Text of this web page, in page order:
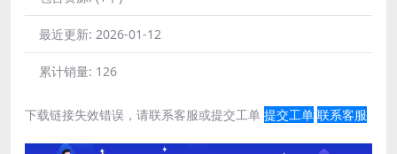
最近更新: 2026-01-12
累计销量: 126
下载链接失效错误，请联系客服或提交工单 提交工单 联系客服